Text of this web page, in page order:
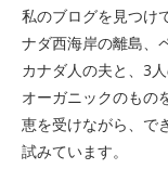
私のブログを見つけ
ナダ西海岸の離島、
カナダ人の夫と、3
オーガニックのもの
恵を受けながら、で
試みています。